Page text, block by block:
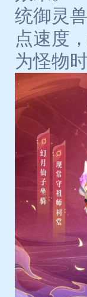
统御灵
点速度
为怪物